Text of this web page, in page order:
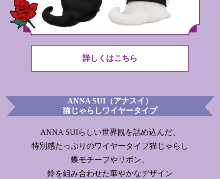
詳しくはこちら
ANNA SUI（アナスイ）
猫じゃらしワイヤータイプ
ANNA SUIらしい世界観を詰め込んだ、
特別感たっぷりのワイヤータイプ猫じゃらし
蝶モチーフやリボン、
鈴を組み合わせた華やかなデザイン